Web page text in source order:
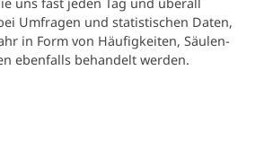
Umfragen und statistischen Daten,
in Form von Häufigkeiten, Säulen-
ebenfalls behandelt werden.